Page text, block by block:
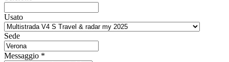
Usato
Sede
Messaggio *